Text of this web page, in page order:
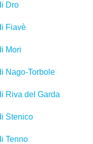
Dro
Fiavè
Mori
Nago-Torbole
Riva del Garda
Stenico
Tenno